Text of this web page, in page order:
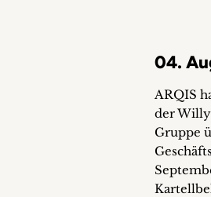
04.
ARQIS
der
Gruppe